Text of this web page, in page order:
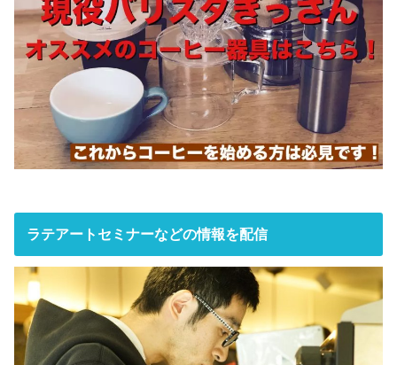
ラテアートセミナーなどの情報を配信